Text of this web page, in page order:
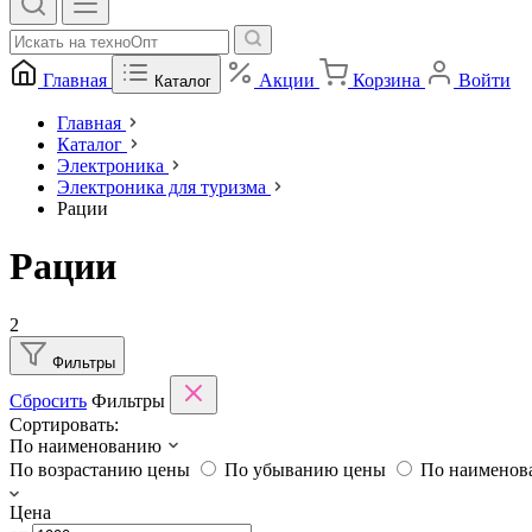
Главная Каталог Акции Корзина Войти
Главная
Каталог
Электроника
Электроника для туризма
Рации
Рации
2
Фильтры
Сбросить Фильтры
Сортировать:
По наименованию
По возрастанию цены
По убыванию цены По
Цена